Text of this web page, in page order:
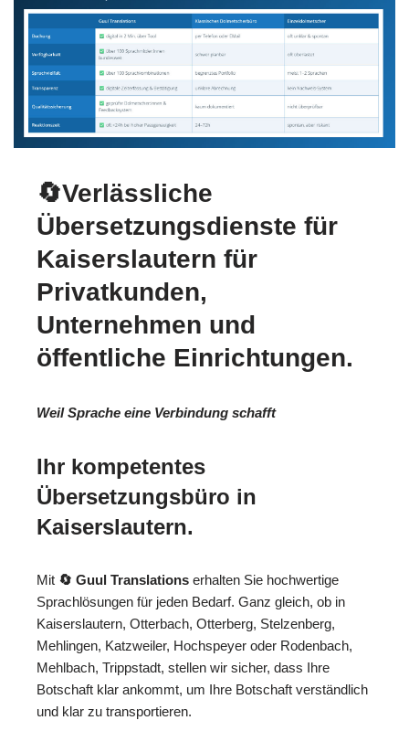
🔄Verlässliche
Übersetzungsdienste für
Kaiserslautern für
Privatkunden,
Unternehmen und
öffentliche Einrichtungen.
Weil Sprache eine Verbindung schafft
Ihr kompetentes
Übersetzungsbüro in
Kaiserslautern.
Mit 🔄 Guul Translations erhalten Sie hochwertige
Sprachlösungen für jeden Bedarf. Ganz gleich, ob in
Kaiserslautern, Otterbach, Otterberg, Stelzenberg,
Mehlingen, Katzweiler, Hochspeyer oder Rodenbach,
Mehlbach, Trippstadt, stellen wir sicher, dass Ihre
Botschaft klar ankommt, um Ihre Botschaft verständlich
und klar zu transportieren.